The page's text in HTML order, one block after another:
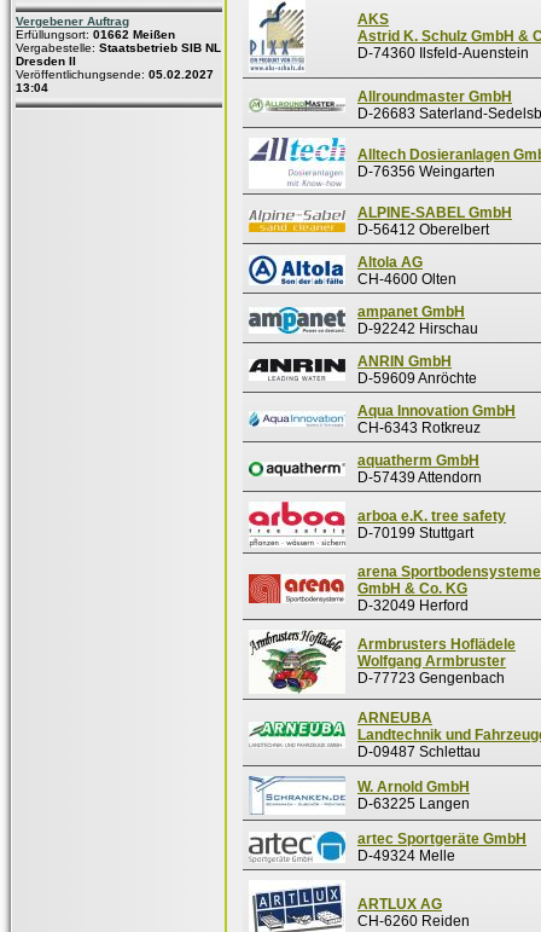
Vergebener Auftrag
Erfüllungsort: 01662 Meißen
Vergabestelle: Staatsbetrieb SIB NL
Dresden II
Veröffentlichungsende: 05.02.2027
13:04
AKS
Astrid K. Schulz GmbH &
D-74360 Ilsfeld-Auenstein
Allroundmaster GmbH
D-26683 Saterland-
Alltech Dosieranlagen
D-76356 Weingarten
ALPINE-SABEL GmbH
D-56412 Oberelbert
Altola AG
CH-4600 Olten
ampanet GmbH
D-92242 Hirschau
ANRIN GmbH
D-59609 Anröchte
Aqua Innovation GmbH
CH-6343 Rotkreuz
aquatherm GmbH
D-57439 Attendorn
arboa e.K. tree safety
D-70199 Stuttgart
arena Sportbodensysteme
GmbH & Co. KG
D-32049 Herford
Armbrusters Hoflädele
Wolfgang Armbruster
D-77723 Gengenbach
ARNEUBA
Landtechnik und
D-09487 Schlettau
W. Arnold GmbH
D-63225 Langen
artec Sportgeräte GmbH
D-49324 Melle
ARTLUX AG
CH-6260 Reiden